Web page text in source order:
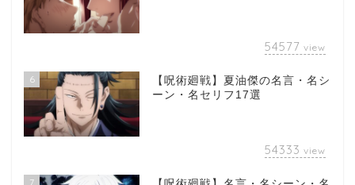
54577 view
6
【呪術廻戦】夏油傑の名言・名シ
ーン・名セリフ17選
54333 view
7